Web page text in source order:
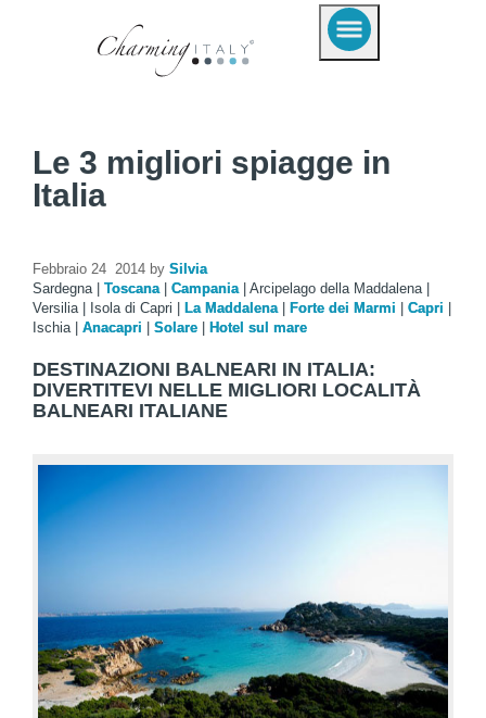
Le 3 migliori spiagge in
Italia
Febbraio 24 2014 by Silvia
Sardegna
Toscana Campania Arcipelago della Maddalena
Versilia
Isola di Capri La Maddalena Forte dei Marmi Capri
Ischia
Anacapri Solare Hotel sul mare
DESTINAZIONI BALNEARI IN ITALIA:
DIVERTITEVI NELLE MIGLIORI LOCALITÀ
BALNEARI ITALIANE